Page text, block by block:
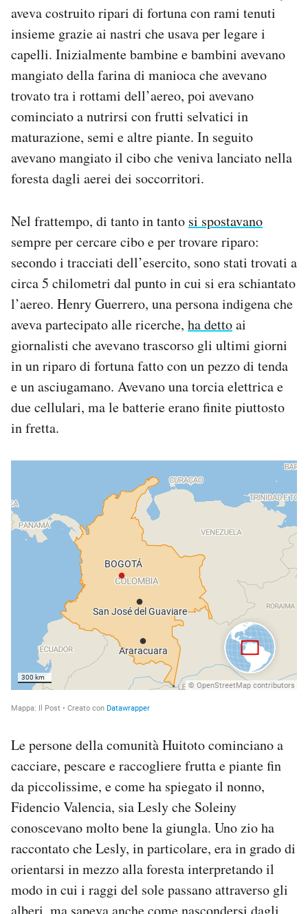
aveva costruito ripari di fortuna con rami tenuti
insieme grazie ai nastri che usava per legare i
capelli. Inizialmente bambine e bambini avevano
mangiato della farina di manioca che avevano
trovato tra i rottami dell’aereo, poi avevano
cominciato a nutrirsi con frutti selvatici in
maturazione, semi e altre piante. In seguito
avevano mangiato il cibo che veniva lanciato nella
foresta dagli aerei dei soccorritori.
Nel frattempo, di tanto in tanto si spostavano
sempre per cercare cibo e per trovare riparo:
secondo i tracciati dell’esercito, sono stati trovati a
circa 5 chilometri dal punto in cui si era schiantato
l’aereo. Henry Guerrero, una persona indigena che
aveva partecipato alle ricerche, ha dettoai
giornalisti che avevano trascorso gli ultimi giorni
in un riparo di fortuna fatto con un pezzo di tenda
e un asciugamano. Avevano una torcia elettrica e
due cellulari, ma le batterie erano finite piuttosto
in fretta.
Le persone della comunità Huitoto cominciano a
cacciare, pescare e raccogliere frutta e piante fin
da piccolissime, e come ha spiegato il nonno,
Fidencio Valencia, sia Lesly che Soleiny
conoscevano molto bene la giungla. Uno zio ha
raccontato che Lesly, in particolare, era in grado di
orientarsi in mezzo alla foresta interpretando il
modo in cui i raggi del sole passano attraverso gli